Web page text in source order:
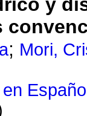
; Mori,